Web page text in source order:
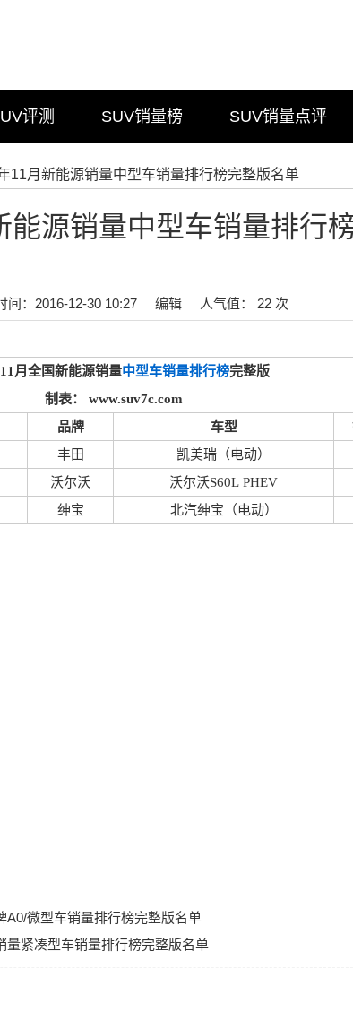
评测 SUV销量榜 SUV销量点评
11月新能源销量中型车销量排行榜完整版名单
能源销量中型车销量排行
间：2016-12-30 10:27 编辑 人气值： 22 次
月全国新能源销量中型车销量排行榜完整版
制表： www.suv7c.com
品牌
车型
丰田
凯美瑞（电动）
沃尔沃
沃尔沃S60L PHEV
绅宝
北汽绅宝（电动）
A0/微型车销量排行榜完整版名单
量紧凑型车销量排行榜完整版名单